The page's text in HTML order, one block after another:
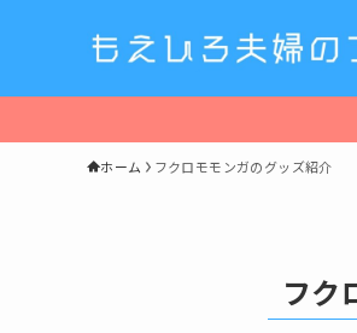
ホーム フクロモモンガのグッズ紹介
フク